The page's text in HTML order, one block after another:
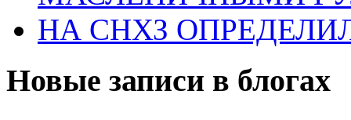
НА СНХЗ
Новые записи в блогах